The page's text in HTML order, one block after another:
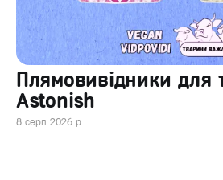
Плямовивідники для
Astonish
8 серп 2026 р.